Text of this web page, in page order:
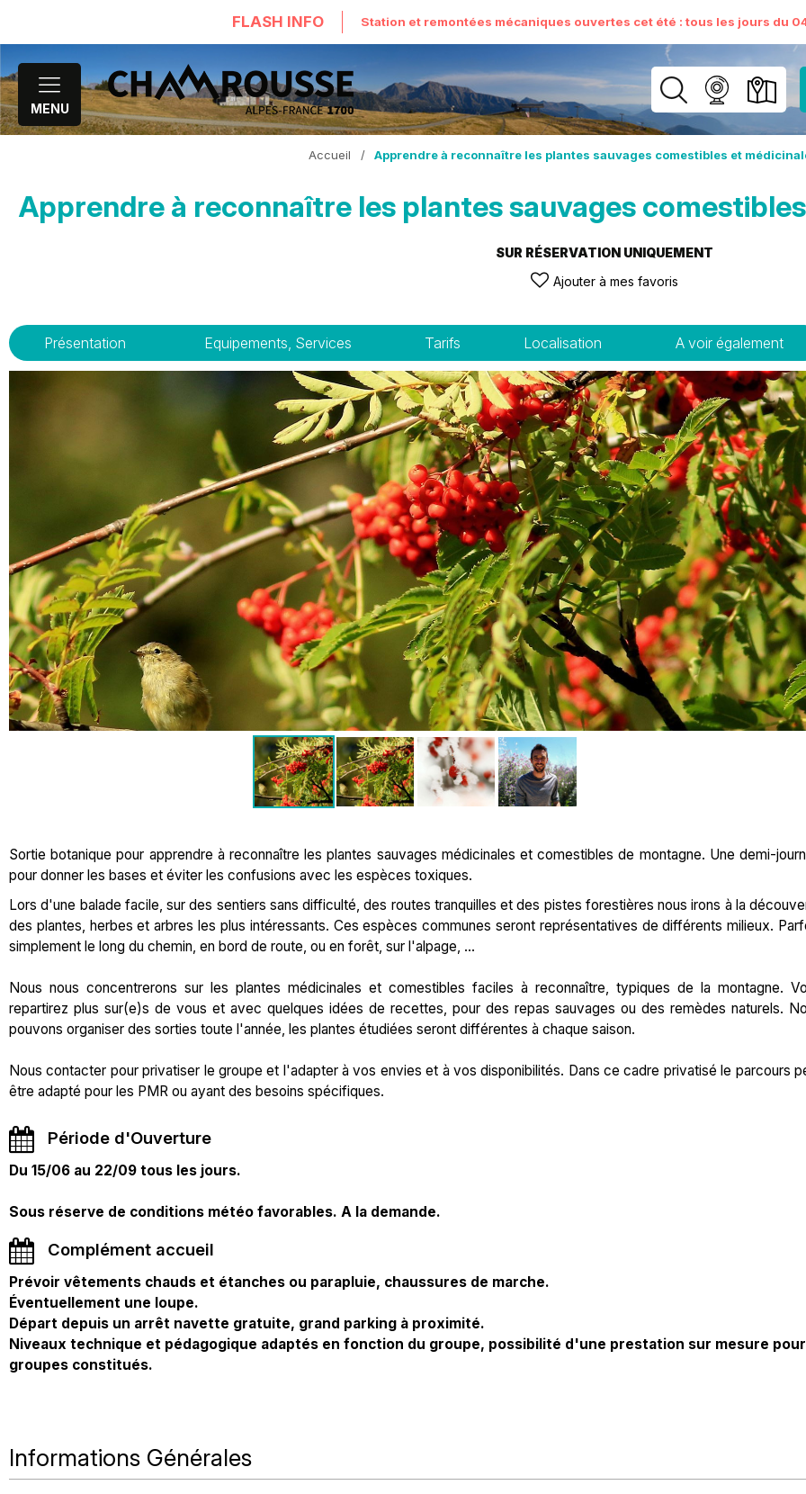
FLASH INFO Station et remontées mécaniques ouvertes cet été : tous les jours du
MENU
Accueil / Apprendre à reconnaître les plantes sauvages comestibles et
Apprendre à reconnaître les plantes sauvages
SUR RÉSERVATION UNIQUEMENT
Ajouter à mes favoris
Présentation Equipements, Services Tarifs Localisation A voir également
Sortie botanique pour apprendre à reconnaître les plantes sauvages médicinales et comestibles de montagne. Une demi-
pour donner les bases et éviter les confusions avec les espèces toxiques.
Lors d'une balade facile, sur des sentiers sans difficulté, des routes tranquilles et des pistes forestières nous irons à la
des plantes, herbes et arbres les plus intéressants. Ces espèces communes seront représentatives de différents milieux.
simplement le long du chemin, en bord de route, ou en forêt, sur l'alpage, ...
Nous nous concentrerons sur les plantes médicinales et comestibles faciles à reconnaître, typiques de la montagne.
repartirez plus sur(e)s de vous et avec quelques idées de recettes, pour des repas sauvages ou des remèdes naturels.
pouvons organiser des sorties toute l'année, les plantes étudiées seront différentes à chaque saison.
Nous contacter pour privatiser le groupe et l'adapter à vos envies et à vos disponibilités. Dans ce cadre privatisé le parcours
être adapté pour les PMR ou ayant des besoins spécifiques.
Période d'Ouverture
Du 15/06 au 22/09 tous les jours.
Sous réserve de conditions météo favorables. A la demande.
Complément accueil
Prévoir vêtements chauds et étanches ou parapluie, chaussures de marche.
Éventuellement une loupe.
Départ depuis un arrêt navette gratuite, grand parking à proximité.
Niveaux technique et pédagogique adaptés en fonction du groupe, possibilité d'une prestation sur mesure pour
groupes constitués.
Informations Générales